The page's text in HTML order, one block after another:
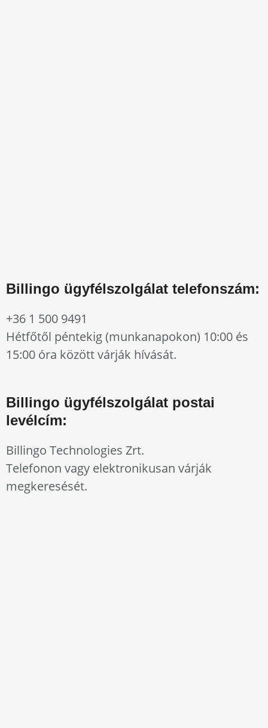
Billingo ügyfélszolgálat telefonszám:
+36 1 500 9491
Hétfőtől péntekig (munkanapokon) 10:00 és
15:00 óra között várják hívását.
Billingo ügyfélszolgálat postai
levélcím:
Billingo Technologies Zrt.
Telefonon vagy elektronikusan várják
megkeresését.